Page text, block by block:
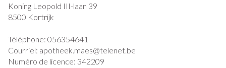
Koning Leopold III-laan 39
8500 Kortrijk
Téléphone: 056354641
Courriel: apotheek.maes@telenet.be
Numéro de licence: 342209